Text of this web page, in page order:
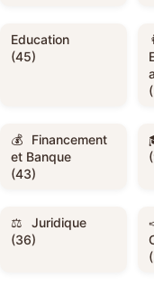
Education
(45)
Financement
et Banque
(43)
Juridique
(36)